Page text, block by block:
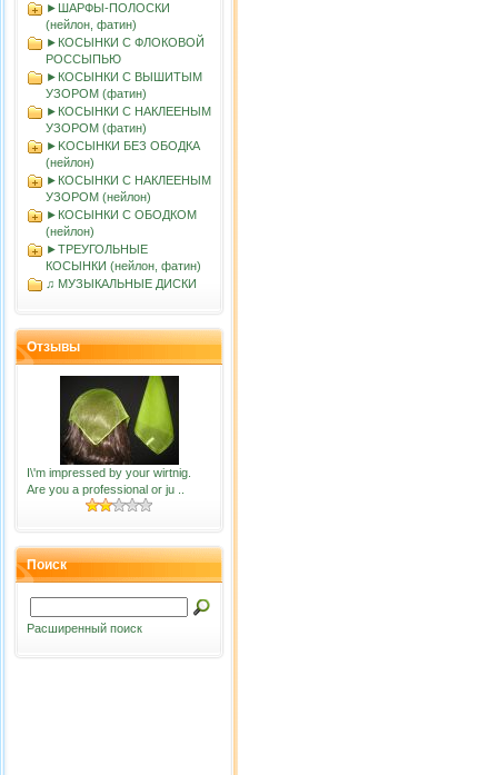
►ШАРФЫ-ПОЛОСКИ
(нейлон, фатин)
►КОСЫНКИ С ФЛОКОВОЙ
РОССЫПЬЮ
►КОСЫНКИ С ВЫШИТЫМ
УЗОРОМ (фатин)
►КОСЫНКИ С НАКЛЕЕНЫМ
УЗОРОМ (фатин)
►KOСЫНКИ БЕЗ ОБОДКА
(нейлон)
►КОСЫНКИ С НАКЛЕЕНЫМ
УЗОРОМ (нейлон)
►КОСЫНКИ С ОБОДКОМ
(нейлон)
►ТРЕУГОЛЬНЫЕ
КОСЫНКИ (нейлон, фатин)
♫ МУЗЫКАЛЬНЫЕ ДИСКИ
Отзывы
I\'m impressed by your wirtnig.
Are you a professional or ju ..
Поиск
Расширенный поиск